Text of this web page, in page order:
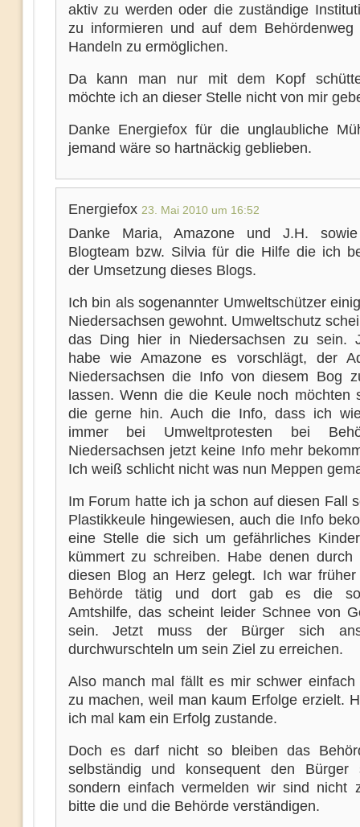
aktiv zu werden oder die zuständige
zu informieren und auf dem Behördenweg
Handeln zu ermöglichen.
Da kann man nur mit dem Kopf
möchte ich an dieser Stelle nicht von mir
Danke Energiefox für die unglaubliche
jemand wäre so hartnäckig geblieben.
Energiefox 23. Mai 2010 um 16:52
Danke Maria, Amazone und J.H.
Blogteam bzw. Silvia für die Hilfe die ich
der Umsetzung dieses Blogs.
Ich bin als sogenannter Umweltschützer
Niedersachsen gewohnt. Umweltschutz
das Ding hier in Niedersachsen zu sein.
habe wie Amazone es vorschlägt, der
Niedersachsen die Info von diesem Bog
lassen. Wenn die die Keule noch möchten
die gerne hin. Auch die Info, dass ich
immer bei Umweltprotesten bei
Niedersachsen jetzt keine Info mehr
Ich weiß schlicht nicht was nun Meppen
Im Forum hatte ich ja schon auf diesen Fall
Plastikkeule hingewiesen, auch die Info
eine Stelle die sich um gefährliches
kümmert zu schreiben. Habe denen durch
diesen Blog an Herz gelegt. Ich war
Behörde tätig und dort gab es die
Amtshilfe, das scheint leider Schnee von
sein. Jetzt muss der Bürger sich
durchwurschteln um sein Ziel zu erreichen.
Also manch mal fällt es mir schwer einfach
zu machen, weil man kaum Erfolge erzielt.
ich mal kam ein Erfolg zustande.
Doch es darf nicht so bleiben das
selbständig und konsequent den Bürger
sondern einfach vermelden wir sind nicht
bitte die und die Behörde verständigen.